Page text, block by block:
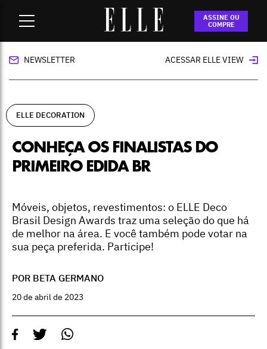
ASSINE OU
COMPRE
-Conheça os finalistas do primeiro
EDIDA BR
NEWSLETTER ACESSAR ELLE VIEW
ELLE DECORATION
CONHEÇA OS FINALISTAS DO
PRIMEIRO EDIDA BR
Móveis, objetos, revestimentos: o ELLE Deco
Brasil Design Awards traz uma seleção do que há
de melhor na área. E você também pode votar na
sua peça preferida. Participe!
POR BETA GERMANO
20 de abril de 2023